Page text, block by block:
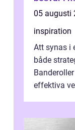
05 augusti
inspiration
Att synas i
både
effektiva